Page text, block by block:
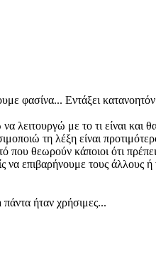
φασίνα... Εντάξει
λειτουργώ με το τι είναι
τη λέξη είναι
που θεωρούν κάποιοι ότι
να επιβαρήνουμε τους
ήταν χρήσιμες...